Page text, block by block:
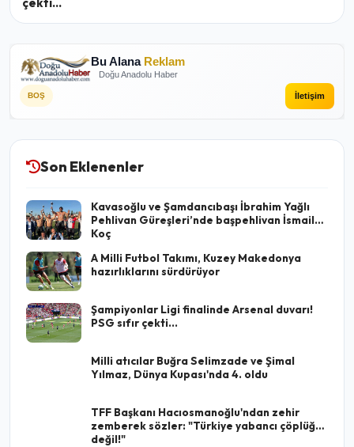
Bu Alana Reklam
Doğu Anadolu Haber
BOŞ İletişim
Son Eklenenler
Kavasoğlu ve Şamdancıbaşı İbrahim Yağlı
Pehlivan Güreşleri’nde başpehlivan İsmail
Koç
A Milli Futbol Takımı, Kuzey Makedonya
hazırlıklarını sürdürüyor
Şampiyonlar Ligi finalinde Arsenal duvarı!
PSG sıfır çekti...
Milli atıcılar Buğra Selimzade ve Şimal
Yılmaz, Dünya Kupası'nda 4. oldu
TFF Başkanı Hacıosmanoğlu'ndan zehir
zemberek sözler: "Türkiye yabancı çöplüğü
değil!"